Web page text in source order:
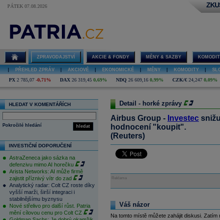
PÁTEK 07.08.2026
ZPRAVODAJSTVÍ AKCIE & FONDY MĚNY & SAZBY
PŘEHLED ZPRÁV AKCIOVÉ EKONOMICKÉ MĚNY KOMODITY
PX 2 785,07 -0,71% DAX 26 319,45 0,69% NDQ 26 609,16 0,99% CZK/€ 24,247 0,09%
HLEDAT V KOMENTÁŘÍCH
hledat
Pokročilé hledání
INVESTIČNÍ DOPORUČENÍ
AstraZeneca jako sázka na
defenzivu mimo AI horečku
Arista Networks: AI může firmě
zajistit příznivý vítr do zad
Analytický radar: Colt CZ roste díky
vyšší marži, širší integraci i
stabilnějšímu byznysu
Nové střelivo pro další růst. Patria
mění cílovou cenu pro Colt CZ
Detail - horké zprávy
Airbus Group - Investec
hodnocení "koupit".
(Reuters)
Reklama
Váš názor
Na tomto místě můžete zahájit diskusi.